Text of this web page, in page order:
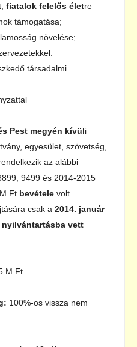
fiatalok felelős életre
támogatása;
növelése;
társadalmi
Pest megyén kívüli
egyesület, szövetség,
az alábbi
9499 és 2014-2015
Ft bevétele volt.
csak a 2014. január
vett
M Ft
100%-os vissza nem